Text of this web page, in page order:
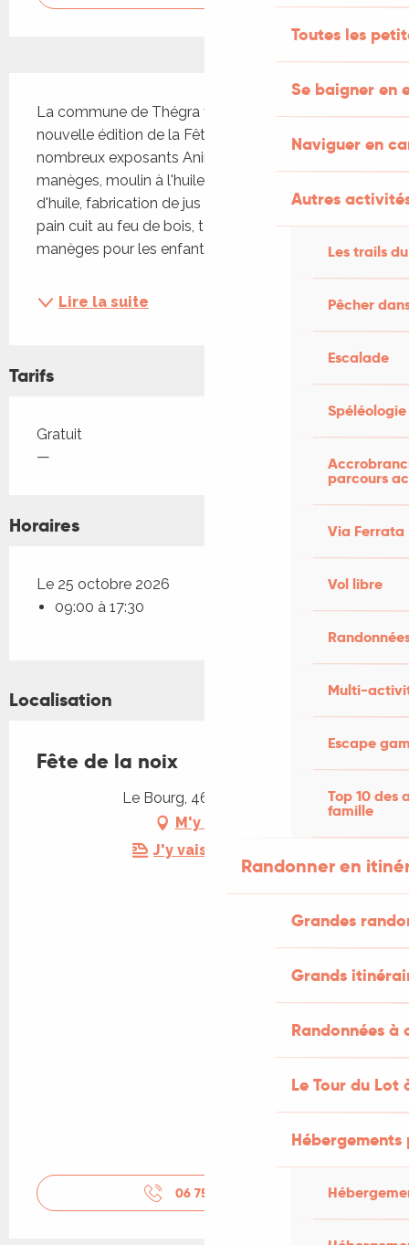
Toutes les
Se baigner en
Naviguer en
Autres
Les trails
Pêcher
Escalade
Spéléologie
parcours
Via Ferrata
Vol libre
Multi-
Escape
Top 10 des
famille
Randonner en
Grandes
Grands
Randonnées
Le Tour du Lot
La commune de Thégra vous présente sa
nouvelle édition de la Fête de la noix avec de
nombreux exposants Animations, bandas,
manèges, moulin à l'huile de Noix, fabrication
d'huile, fabrication de jus de pommes au pressoir,
pain cuit au feu de bois, tours de calèche et
manèges pour les enfants...
Lire la suite
Tarifs
Tarifs 2026
Gratuit
—
Horaires
Le 25 octobre 2026
09:00 à 17:30
Localisation
Fête de la noix
Le Bourg, 46500 Thégra
M'y rendre
J'y vais en train !
06 75 22 01